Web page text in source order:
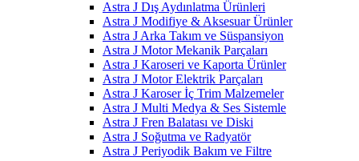
Astra J Dış Aydınlatma Ürünleri
Astra J Modifiye & Aksesuar Ürünler
Astra J Arka Takım ve Süspansiyon
Astra J Motor Mekanik Parçaları
Astra J Karoseri ve Kaporta Ürünler
Astra J Motor Elektrik Parçaları
Astra J Karoser İç Trim Malzemeler
Astra J Multi Medya & Ses Sistemle
Astra J Fren Balatası ve Diski
Astra J Soğutma ve Radyatör
Astra J Periyodik Bakım ve Filtre